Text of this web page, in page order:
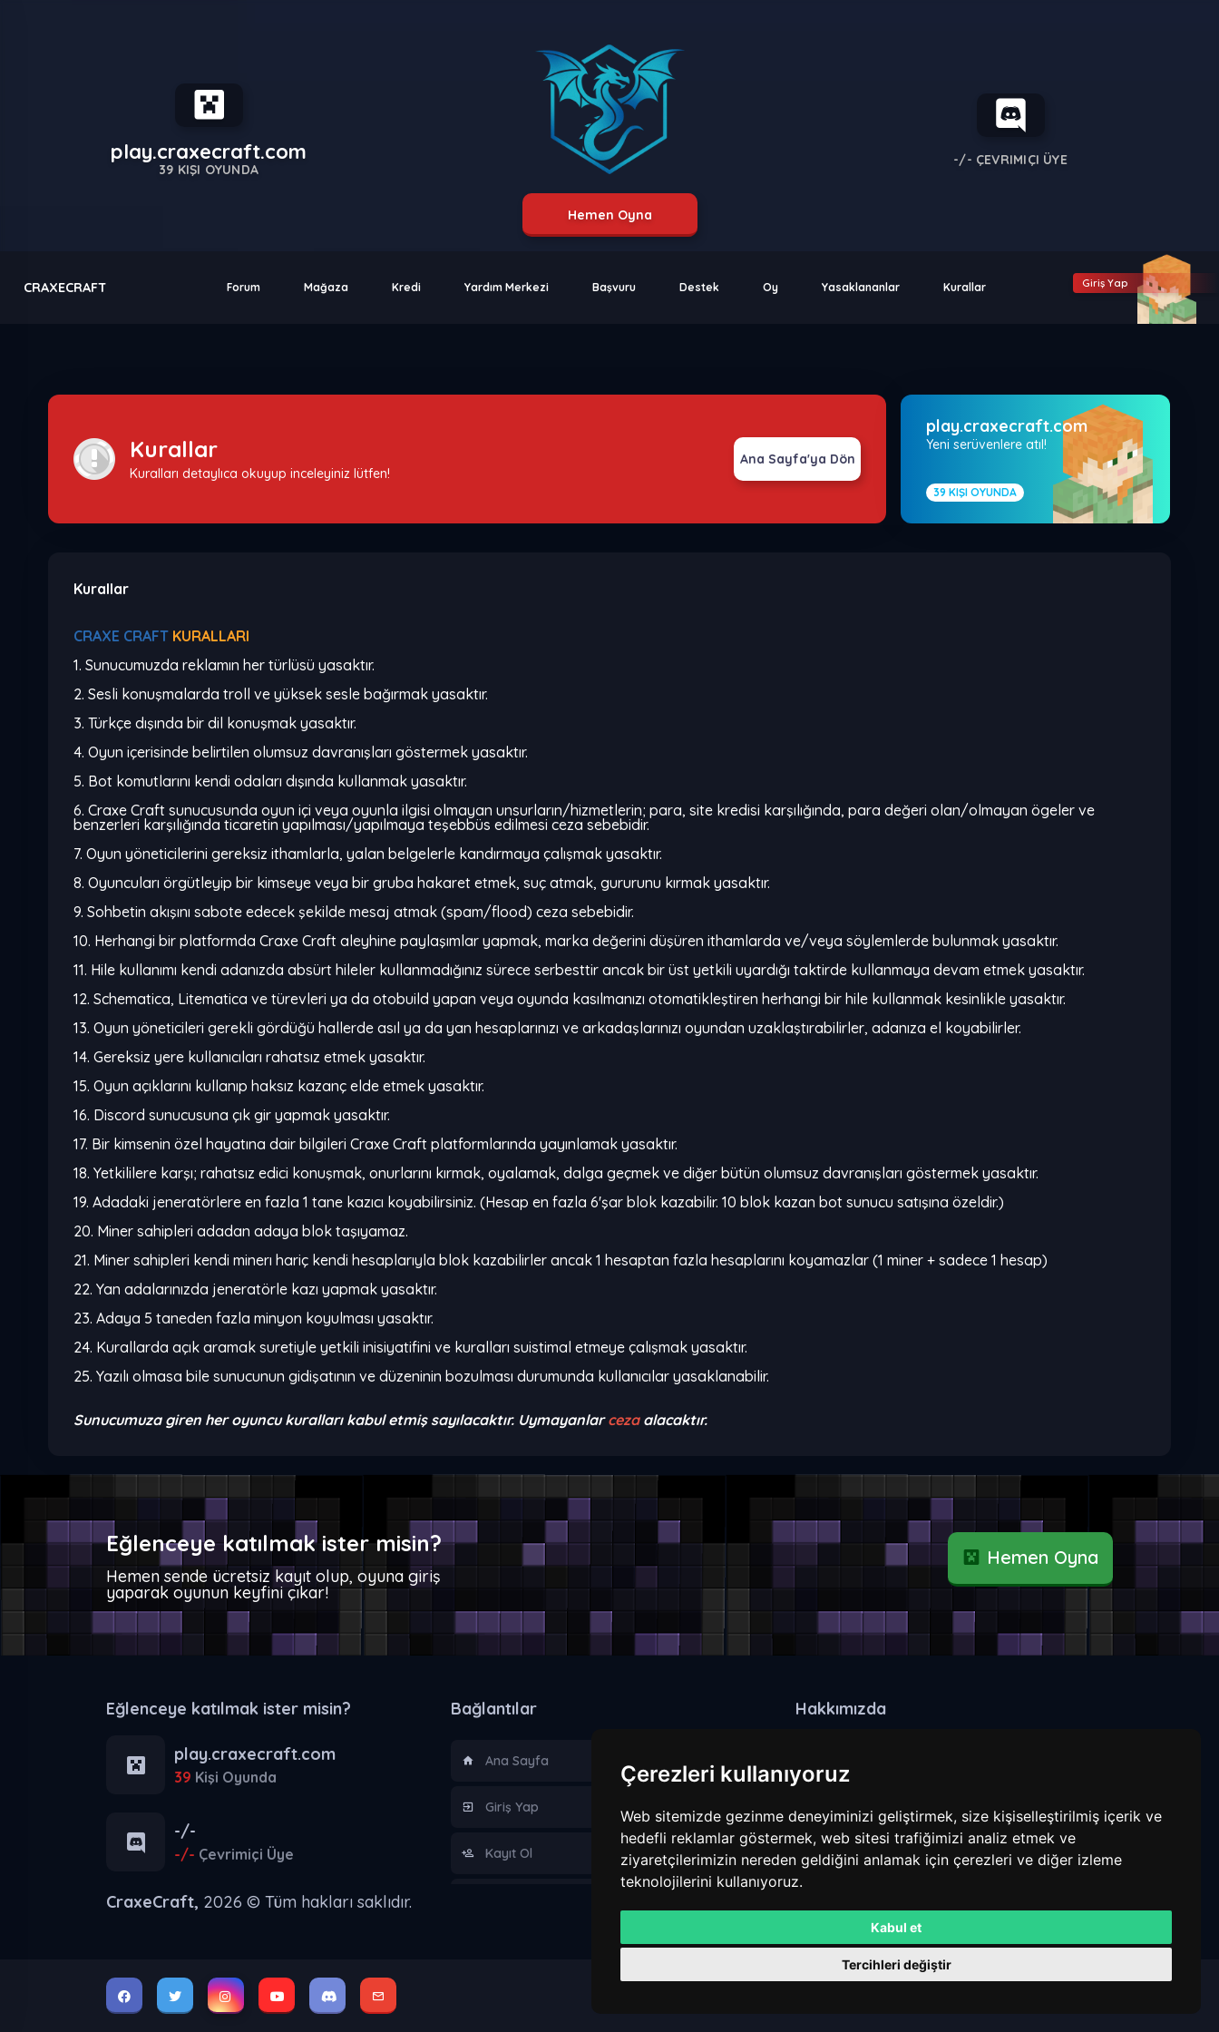
Çerezleri kullanıyoruz
Web sitemizde gezinme deneyiminizi geliştirmek, size kişiselleştirilmiş içerik ve
hedefli reklamlar göstermek, web sitesi trafiğimizi analiz etmek ve
ziyaretçilerimizin nereden geldiğini anlamak için çerezleri ve diğer izleme
teknolojilerini kullanıyoruz.
Kabul et
Tercihleri değiştir
play.craxecraft.com
39 KIŞI OYUNDA
Hemen Oyna
-/- ÇEVRIMIÇI ÜYE
CRAXECRAFT Forum Mağaza Kredi Yardım Merkezi Başvuru Destek Oy Yasaklananlar Kurallar Giriş Yap
Kurallar
Kuralları detaylıca okuyup inceleyiniz lütfen!
Ana Sayfa'ya Dön
play.craxecraft.com
Yeni serüvenlere atıl!
39 KIŞI OYUNDA
Kurallar
CRAXE CRAFT KURALLARI
1. Sunucumuzda reklamın her türlüsü yasaktır.
2. Sesli konuşmalarda troll ve yüksek sesle bağırmak yasaktır.
3. Türkçe dışında bir dil konuşmak yasaktır.
4. Oyun içerisinde belirtilen olumsuz davranışları göstermek yasaktır.
5. Bot komutlarını kendi odaları dışında kullanmak yasaktır.
6. Craxe Craft sunucusunda oyun içi veya oyunla ilgisi olmayan unsurların/hizmetlerin; para, site kredisi karşılığında, para değeri olan/olmayan ögeler ve
benzerleri karşılığında ticaretin yapılması/yapılmaya teşebbüs edilmesi ceza sebebidir.
7. Oyun yöneticilerini gereksiz ithamlarla, yalan belgelerle kandırmaya çalışmak yasaktır.
8. Oyuncuları örgütleyip bir kimseye veya bir gruba hakaret etmek, suç atmak, gururunu kırmak yasaktır.
9. Sohbetin akışını sabote edecek şekilde mesaj atmak (spam/flood) ceza sebebidir.
10. Herhangi bir platformda Craxe Craft aleyhine paylaşımlar yapmak, marka değerini düşüren ithamlarda ve/veya söylemlerde bulunmak yasaktır.
11. Hile kullanımı kendi adanızda absürt hileler kullanmadığınız sürece serbesttir ancak bir üst yetkili uyardığı taktirde kullanmaya devam etmek yasaktır.
12. Schematica, Litematica ve türevleri ya da otobuild yapan veya oyunda kasılmanızı otomatikleştiren herhangi bir hile kullanmak kesinlikle yasaktır.
13. Oyun yöneticileri gerekli gördüğü hallerde asıl ya da yan hesaplarınızı ve arkadaşlarınızı oyundan uzaklaştırabilirler, adanıza el koyabilirler.
14. Gereksiz yere kullanıcıları rahatsız etmek yasaktır.
15. Oyun açıklarını kullanıp haksız kazanç elde etmek yasaktır.
16. Discord sunucusuna çık gir yapmak yasaktır.
17. Bir kimsenin özel hayatına dair bilgileri Craxe Craft platformlarında yayınlamak yasaktır.
18. Yetkililere karşı; rahatsız edici konuşmak, onurlarını kırmak, oyalamak, dalga geçmek ve diğer bütün olumsuz davranışları göstermek yasaktır.
19. Adadaki jeneratörlere en fazla 1 tane kazıcı koyabilirsiniz. (Hesap en fazla 6'şar blok kazabilir. 10 blok kazan bot sunucu satışına özeldir.)
20. Miner sahipleri adadan adaya blok taşıyamaz.
21. Miner sahipleri kendi minerı hariç kendi hesaplarıyla blok kazabilirler ancak 1 hesaptan fazla hesaplarını koyamazlar (1 miner + sadece 1 hesap)
22. Yan adalarınızda jeneratörle kazı yapmak yasaktır.
23. Adaya 5 taneden fazla minyon koyulması yasaktır.
24. Kurallarda açık aramak suretiyle yetkili inisiyatifini ve kuralları suistimal etmeye çalışmak yasaktır.
25. Yazılı olmasa bile sunucunun gidişatının ve düzeninin bozulması durumunda kullanıcılar yasaklanabilir.
Sunucumuza giren her oyuncu kuralları kabul etmiş sayılacaktır. Uymayanlarcezaalacaktır.
Eğlenceye katılmak ister misin?
Hemen sende ücretsiz kayıt olup, oyuna giriş
yaparak oyunun keyfini çıkar!
Hemen Oyna
Eğlenceye katılmak ister misin?
play.craxecraft.com
39 Kişi Oyunda
-/-
-/- Çevrimiçi Üye
CraxeCraft, 2026 © Tüm hakları saklıdır.
Bağlantılar
Ana Sayfa
Giriş Yap
Kayıt Ol
Hakkımızda
play.craxecraft.com
Para Birimi